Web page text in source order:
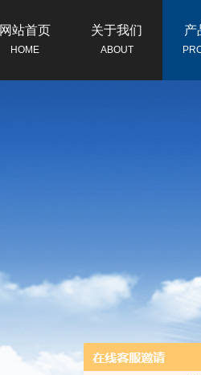
网站首页
HOME
关于我们
ABOUT
产